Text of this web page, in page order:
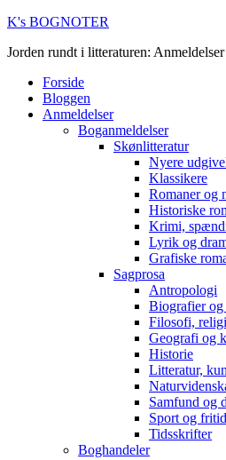
K's BOGNOTER
Jorden rundt i litteraturen:
Forside
Bloggen
Anmeldelser
Boganmeldelser
Skønlitteratur
Nyere
Klassikere
Romaner og
Historiske
Krimi,
Lyrik og
Grafiske
Sagprosa
Antropologi
Biografier
Filosofi,
Geografi og
Historie
Litteratur,
Samfund og
Sport og fritid
Tidsskrifter
Boghandeler